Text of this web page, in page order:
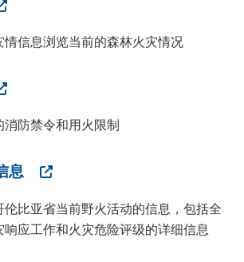
信息浏览当前的森林火灾情况
防禁令和用火限制
息
比亚省当前野火活动的信息，包括全
应工作和火灾危险评级的详细信息